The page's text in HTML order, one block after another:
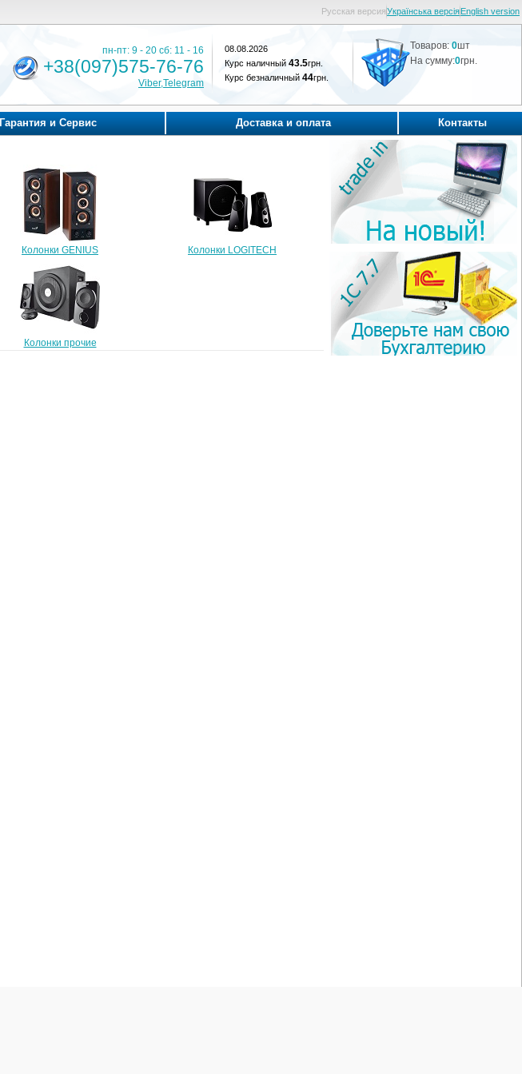
Русская версияУкраїнська версіяEnglish version
пн-пт: 9 - 20 сб: 11 - 16
+38(097)575-76-76
Viber,Telegram
08.08.2026
Курс наличный 43.5грн.
Курс безналичный 44грн.
Товаров: 0шт
На сумму:0грн.
Гарантия и Сервис Доставка и оплата Контакты
Колонки GENIUS Колонки LOGITECH
Колонки прочие